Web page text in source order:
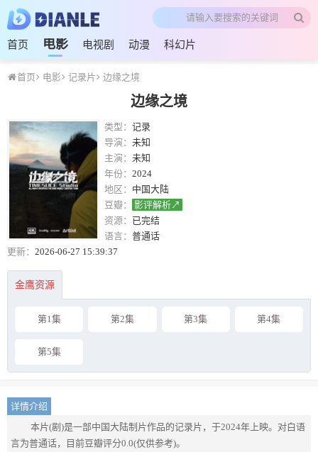
首页 电影 电视剧 动漫 科幻片
首页 电影 记录片 边缘之境
边缘之境
类型： 记录
导演： 未知
主演： 未知
年份： 2024
地区： 中国大陆
豆瓣：
影评解析↗
资源： 已完结
语言： 普通话
更新： 2026-06-27 15:39:37
金鹰资源
第1集 第2集 第3集 第4集
第5集
详情介绍
本片(剧)是一部中国大陆制片作品的记录片，于2024年上映。对白语
言为普通话，目前豆瓣评分0.0(仅供参考)。